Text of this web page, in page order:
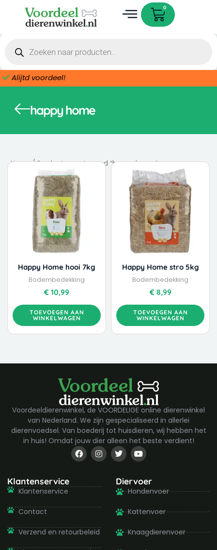
inhoud
0
Cart
zoeken
Alijtd voordeel!
happy home
Home/ Producten getagged “happy home”
Happy Home hooi 7kg
Bodembedekking
€ 10,99
TOEVOEGEN AAN
WINKELWAGEN
Happy Home stro 5kg
Bodembedekking
€8,99
TOEVOEGEN AAN
WINKELWAGEN
Voordeeldierenwinkel, de VOORDELIGE online dierenwinkel
van Nederland. We zijn gespecialiseerd in allerlei
dierenvoedsel. Van boederij tot huisdieren, wij hebben het
in huis! Omdat jouw dier alleen het beste verdient!
F
a
c
o
I
n
s
g
T
w
i
t
e
r
Y
o
u
u
b
e
Klantenservice
Klantenservice
Contact
Verzend en retourbeleid
Diervoer
Hondenvoer
Kattenvoer
Knaagdierenvoer